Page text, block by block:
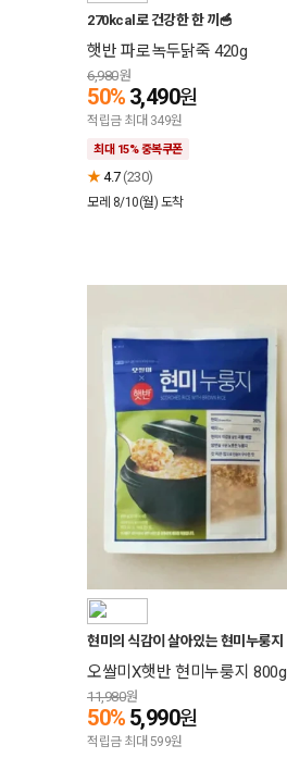
270kcal로 건강한 한 끼🥣
햇반 파로녹두닭죽 420g
6,980원
50% 3,490원
적립금 최대 349원
최대 15% 중복쿠폰
★4.7(230)
모레 8/10(월) 도착
현미의 식감이 살아있는 현미누룽지
오쌀미X햇반 현미누룽지 800g
11,980원
50% 5,990원
적립금 최대 599원